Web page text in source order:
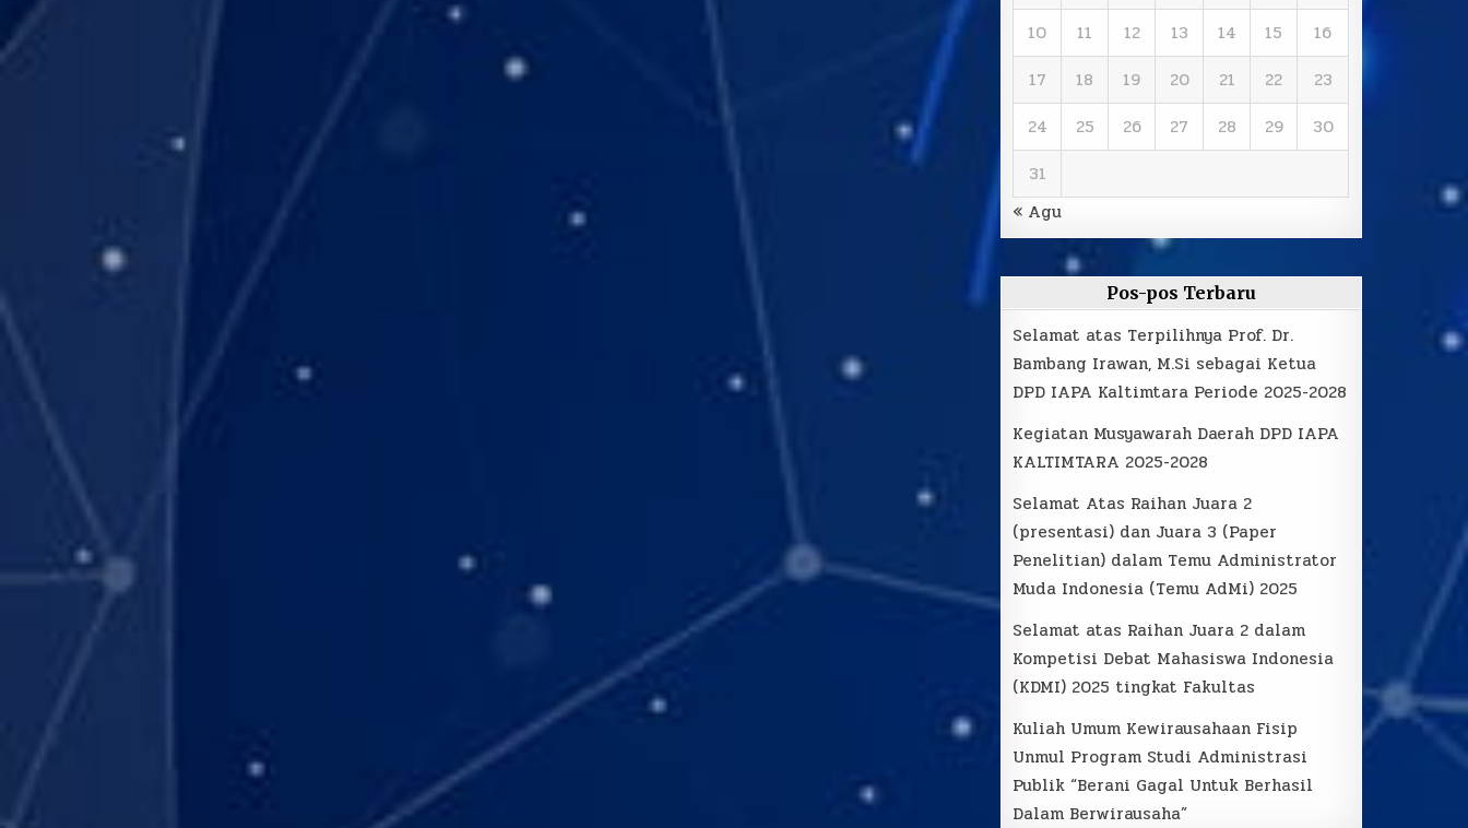
10
11 12 13 14 15
16
17
18 19 20 21 22
23
24
25 26 27 28 29
30
31
« Agu
Pos-pos Terbaru
Selamat atas Terpilihnya Prof. Dr.
Bambang Irawan, M.Si sebagai Ketua
DPD IAPA Kaltimtara Periode 2025-2028
Kegiatan Musyawarah Daerah DPD IAPA
KALTIMTARA 2025-2028
Selamat Atas Raihan Juara 2
(presentasi) dan Juara 3 (Paper
Penelitian) dalam Temu Administrator
Muda Indonesia (Temu AdMi) 2025
Selamat atas Raihan Juara 2 dalam
Kompetisi Debat Mahasiswa Indonesia
(KDMI) 2025 tingkat Fakultas
Kuliah Umum Kewirausahaan Fisip
Unmul Program Studi Administrasi
Publik “Berani Gagal Untuk Berhasil
Dalam Berwirausaha”